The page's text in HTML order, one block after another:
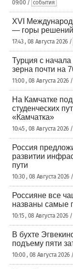
09:00 / события
XVI
— горы
17:43 , 08 Августа 2026 /
Турция с начала
зерна почти на
11:00 , 08 Августа 2026
На Камчатке
студенческих
«Камчатка»
10:45 , 08 Августа 2026
Россия
развитии
пути
10:30 , 08 Августа 2026
Россияне все
названы самые
10:15 , 08 Августа 2026
В бухте
подъему пяти
10:00 , 08 Августа 2026